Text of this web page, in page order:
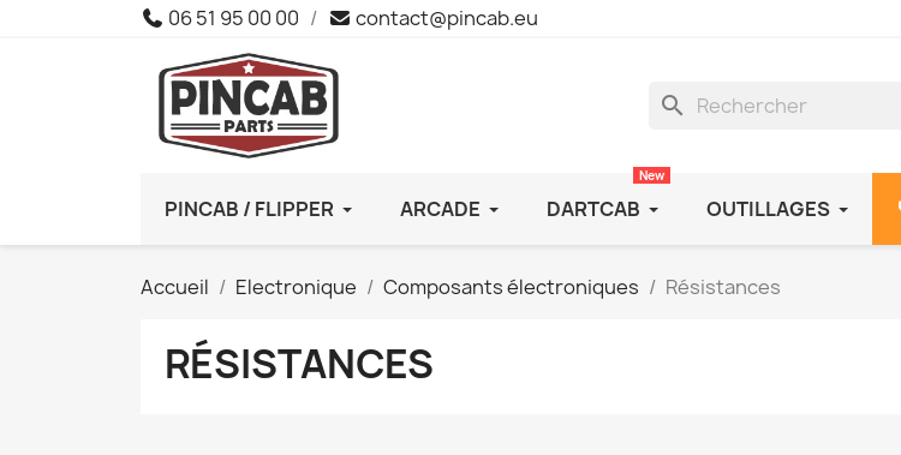
06 51 95 00 00 / contact@pincab.eu
search
PINCAB / FLIPPER ARCADE DARTCAB
New
OUTILLAGES
Accueil Electronique Composants électroniques Résistances
RÉSISTANCES